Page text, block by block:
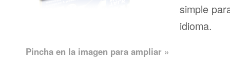
simple
idioma.
Pincha en la imagen para ampliar »